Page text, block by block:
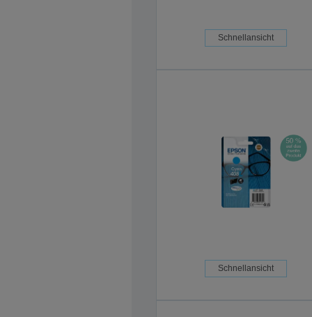
Schnellansicht
Schnellansicht